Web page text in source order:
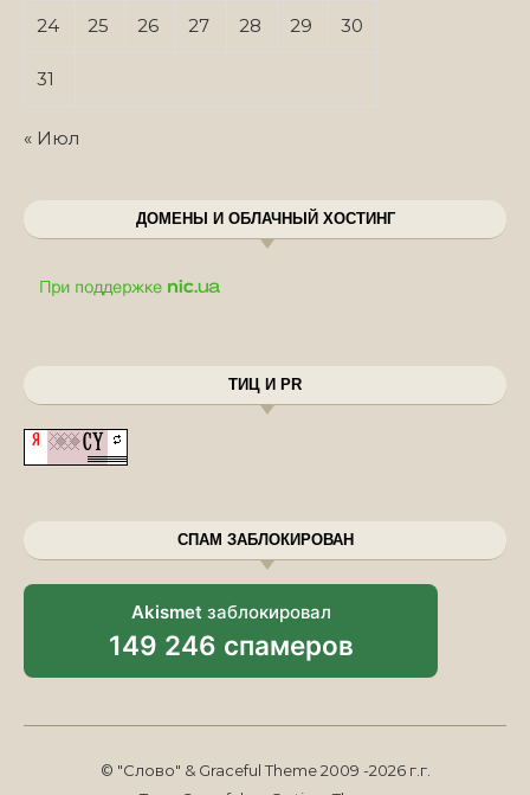
24 25 26 27 28 29 30
31
« Июл
ДОМЕНЫ И ОБЛАЧНЫЙ ХОСТИНГ
ТИЦ И PR
СПАМ ЗАБЛОКИРОВАН
Akismet заблокировал
149 246 спамеров
© "Слово" & Graceful Theme 2009 -2026 г.г.